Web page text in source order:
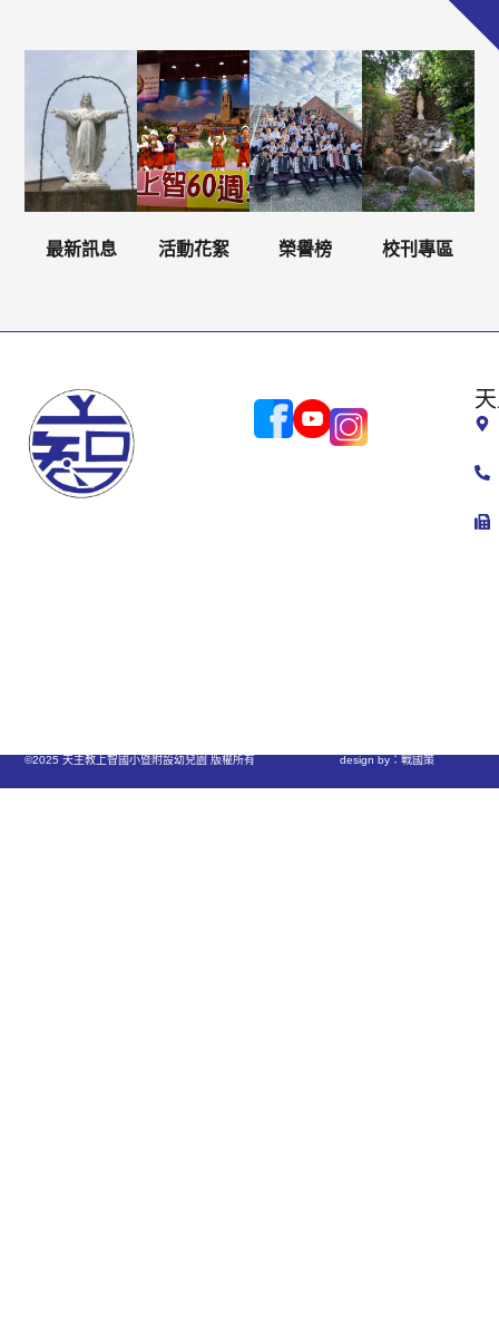
最新訊息 活動花絮 榮譽榜 校刊專區
©2025 天主教上智國小暨附設幼兒園 版權所有 design by：戰國策